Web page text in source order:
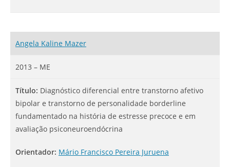
Angela Kaline Mazer
2013 – ME
Título: Diagnóstico diferencial entre transtorno afetivo
bipolar e transtorno de personalidade borderline
fundamentado na história de estresse precoce e em
avaliação psiconeuroendócrina
Orientador: Mário Francisco Pereira Juruena